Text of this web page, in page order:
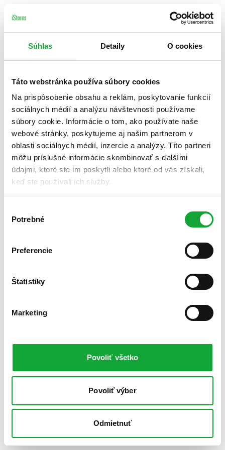
Súhlas Detaily O cookies
Táto webstránka používa súbory cookies
Na prispôsobenie obsahu a reklám, poskytovanie funkcií
sociálnych médií a analýzu návštevnosti používame
súbory cookie. Informácie o tom, ako používate naše
webové stránky, poskytujeme aj našim partnerom v
oblasti sociálnych médií, inzercie a analýzy. Títo partneri
môžu príslušné informácie skombinovať s ďalšími
údajmi, ktoré ste im poskytli alebo ktoré od vás získali,
keď ste používali ich služby.
súhlasu
Potrebné
Preferencie
Štatistiky
Marketing
Povoliť všetko
Povoliť výber
Odmietnuť